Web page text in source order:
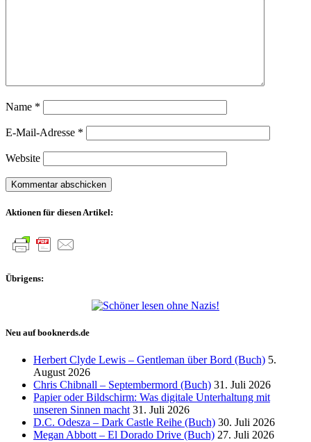
Name *
E-Mail-Adresse *
Website
Aktionen für diesen Artikel:
Übrigens:
Neu auf booknerds.de
Herbert Clyde Lewis – Gentleman über Bord (Buch) 5.
August 2026
Chris Chibnall – Septembermord (Buch) 31. Juli 2026
Papier oder Bildschirm: Was digitale Unterhaltung mit
unseren Sinnen macht 31. Juli 2026
D.C. Odesza – Dark Castle Reihe (Buch) 30. Juli 2026
Megan Abbott – El Dorado Drive (Buch) 27. Juli 2026